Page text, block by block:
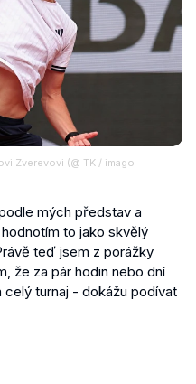
Zverevovi (@ TK / imago
mých představ a
to jako skvělý
teď jsem z porážky
že za pár hodin nebo dní
celý turnaj - dokážu podívat